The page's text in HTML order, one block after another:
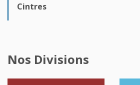
Cintres
Nos Divisions